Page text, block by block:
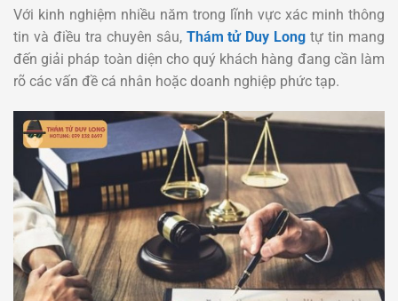
Với kinh nghiệm nhiều năm trong lĩnh vực xác minh thông
tin và điều tra chuyên sâu, Thám tử Duy Long tự tin mang
đến giải pháp toàn diện cho quý khách hàng đang cần làm
rõ các vấn đề cá nhân hoặc doanh nghiệp phức tạp.